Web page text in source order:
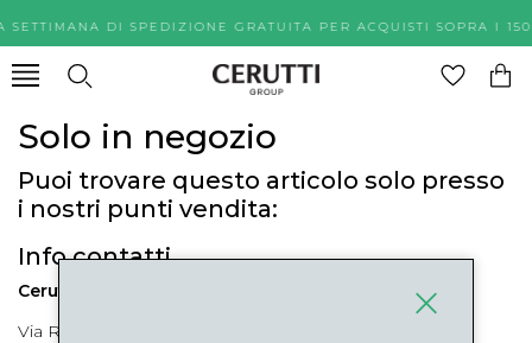
SETTIMANA DI SPEDIZIONE GRATUITA PER ACQUISTI
Solo in negozio
Puoi trovare questo articolo solo presso
i nostri punti vendita:
Info contatti
Cerutti Boutique
Via Roma, 52 Cuneo 12100 Cuneo